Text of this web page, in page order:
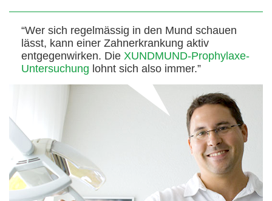
“Wer sich regelmässig in den Mund schauen
lässt, kann einer Zahnerkrankung aktiv
entgegenwirken. Die XUNDMUND-Prophylaxe-
Untersuchung lohnt sich also immer.”